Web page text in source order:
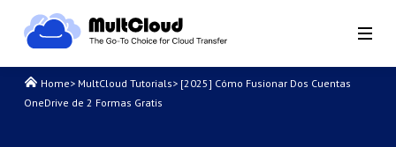
Home> MultCloud Tutorials> [2025] Cómo Fusionar Dos Cuentas
OneDrive de 2 Formas Gratis